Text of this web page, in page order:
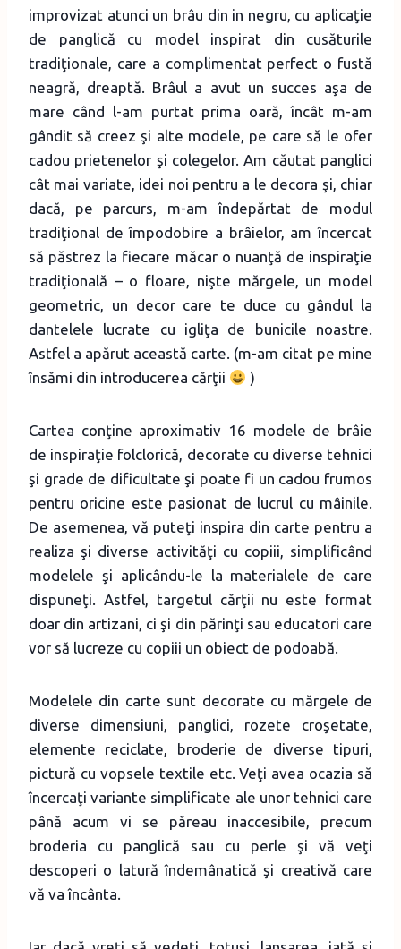
improvizat atunci un brâu din in negru, cu aplicaţie
de panglică cu model inspirat din cusăturile
tradiţionale, care a complimentat perfect o fustă
neagră, dreaptă. Brâul a avut un succes aşa de
mare când l-am purtat prima oară, încât m-am
gândit să creez şi alte modele, pe care să le ofer
cadou prietenelor şi colegelor. Am căutat panglici
cât mai variate, idei noi pentru a le decora şi, chiar
dacă, pe parcurs, m-am îndepărtat de modul
tradiţional de împodobire a brâielor, am încercat
să păstrez la fiecare măcar o nuanţă de inspiraţie
tradiţională – o floare, nişte mărgele, un model
geometric, un decor care te duce cu gândul la
dantelele lucrate cu igliţa de bunicile noastre.
Astfel a apărut această carte. (m-am citat pe mine
însămi din introducerea cărţii
)
Cartea conţine aproximativ 16 modele de brâie
de inspiraţie folclorică, decorate cu diverse tehnici
şi grade de dificultate şi poate fi un cadou frumos
pentru oricine este pasionat de lucrul cu mâinile.
De asemenea, vă puteţi inspira din carte pentru a
realiza şi diverse activităţi cu copiii, simplificând
modelele şi aplicându-le la materialele de care
dispuneţi. Astfel, targetul cărţii nu este format
doar din artizani, ci şi din părinţi sau educatori care
vor să lucreze cu copiii un obiect de podoabă.
Modelele din carte sunt decorate cu mărgele de
diverse dimensiuni, panglici, rozete croşetate,
elemente reciclate, broderie de diverse tipuri,
pictură cu vopsele textile etc. Veţi avea ocazia să
încercaţi variante simplificate ale unor tehnici care
până acum vi se păreau inaccesibile, precum
broderia cu panglică sau cu perle şi vă veţi
descoperi o latură îndemânatică şi creativă care
vă va încânta.